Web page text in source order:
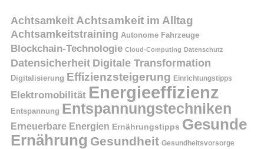
Achtsamkeit Achtsamkeit im Alltag
Achtsamkeitstraining Autonome Fahrzeuge
Blockchain-Technologie Cloud-Computing Datenschutz
Datensicherheit Digitale Transformation
Digitalisierung Effizienzsteigerung Einrichtungstipps
Elektromobilität Energieeffizienz
Entspannung Entspannungstechniken
Erneuerbare Energien Ernährungstipps Gesunde
Ernährung Gesundheit Gesundheitsvorsorge